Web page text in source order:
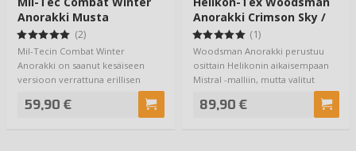
Anorakki Musta
(2)
Mil-Tecin Combat Winter
Anorakki on saanut kesäiseen
versioon verrattuna erillisen
59,90 €
Anorakki Crimson Sky /
Ash Grey (1)
Woodsman Anorakki perustuu
osittain Helikonin aikaisempaan
Mistral -malliin, mutta valitut
89,90 €